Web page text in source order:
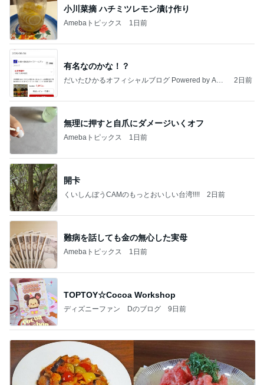
小川菜摘 ハチミツレモン漬け作り
Amebaトピックス 1日前
有名なのかな！？
だいたひかるオフィシャルブログ Powered by Ame
2日前
無理に押すと自爪にダメージいくオフ
Amebaトピックス 1日前
開卡
くいしんぼうCAMのもっとおいしい台湾!!!! 2日前
難病を話しても金の無心した実母
Amebaトピックス 1日前
TOPTOY☆Cocoa Workshop
ディズニーファン Dのブログ 9日前